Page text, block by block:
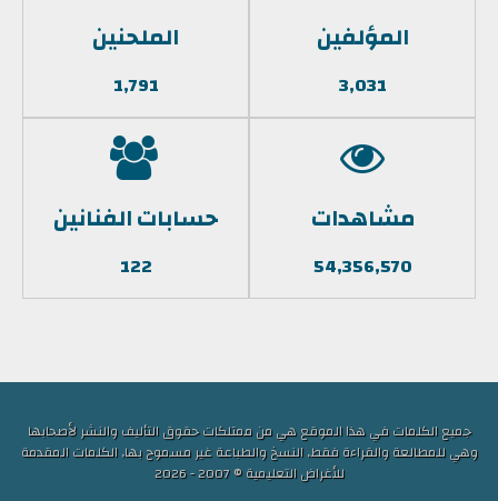
المؤلفين
3,031
الملحنين
1,791
مشاهدات
54,356,570
حسابات الفنانين
122
جميع الكلمات في هذا الموقع هي من ممتلكات حقوق التأليف والنشر لأصحابها
وهي للمطالعة والقراءة فقط, النسخ والطباعة غير مسموح بها, الكلمات المقدمة
للأغراض التعليمية © 2007 - 2026